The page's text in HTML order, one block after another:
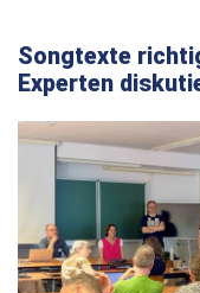
Songtexte
Experten